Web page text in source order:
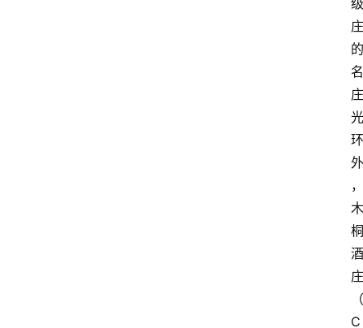
级
庄
的
名
庄
光
环
外
，
木
桐
酒
庄
（
C